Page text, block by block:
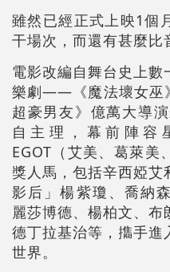
雖然已經正式上映1個
干場次，而還有甚麼比
電影改編自舞台史上
樂劇——《魔法壞女巫
超豪男友》億萬大導
自主理，幕前陣容
EGOT（艾美、葛萊美
獎人馬，包括辛西婭
影后」楊紫瓊、喬納
麗莎博德、楊柏文、
德丁拉基治等，㩦手進
世界。